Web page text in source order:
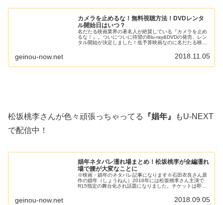
カメラを止めるな！無料視聴方法！DVDレンタ
ル開始日はいつ？
名だたる映画業界の著名人が絶賛している『カメラを止め
るな！』。ついについに待望のBlu-ray&DVDの発売、レン
タル開始が決定しました！低予算映画なのに名だたる映画
geinou-now.net 2018.11.05
松坂桃李さんが色々頑張っちゃってる 『娼年』
もU-NEXT
で配信中！
娼年ネタバレ濡れ場まとめ！松坂桃李が全編濡れ
場で腰が大変なことに
※映画・娼年のネタバレ記事になります※石田衣良さん原
作の娼年（しょうねん）2016年には松坂桃李さん主演で
R15指定の舞台化され話題になりました。チケットは即完
geinou-now.net 2018.09.05